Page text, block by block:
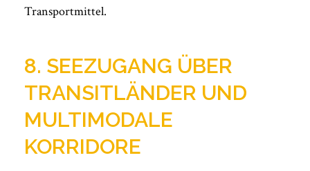
Transportmittel.
8. SEEZUGANG ÜBER
TRANSITLÄNDER UND
MULTIMODALE
KORRIDORE